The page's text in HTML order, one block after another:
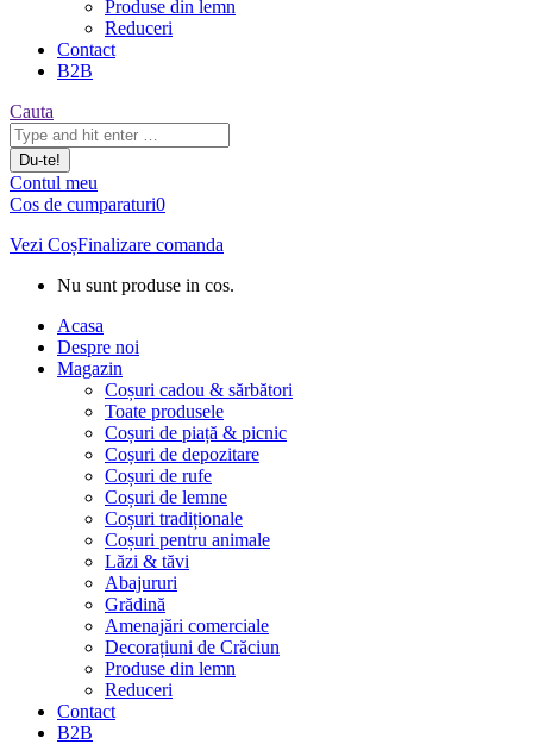
Produse din lemn
Reduceri
Contact
B2B
Căutare:
Cauta
Contul meu
Cos de cumparaturi0
Vezi CoșFinalizare comanda
Nu sunt produse in cos.
Acasa
Despre noi
Magazin
Coșuri cadou & sărbători
Toate produsele
Coșuri de piață & picnic
Coșuri de depozitare
Coșuri de rufe
Coșuri de lemne
Coșuri tradiționale
Coșuri pentru animale
Lăzi & tăvi
Abajururi
Grădină
Amenajări comerciale
Decorațiuni de Crăciun
Produse din lemn
Reduceri
Contact
B2B